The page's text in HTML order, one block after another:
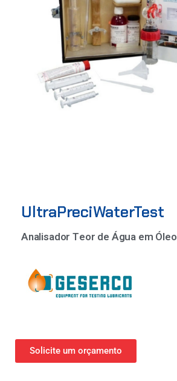
UltraPreciWaterTest
Analisador Teor de Água em Óleo
Solicite um orçamento